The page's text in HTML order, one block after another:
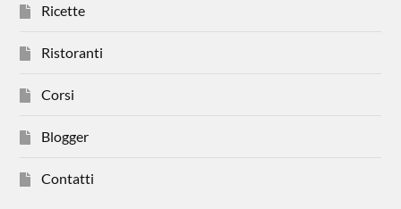
Ricette
Ristoranti
Corsi
Blogger
Contatti